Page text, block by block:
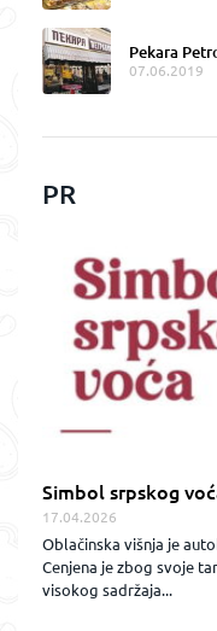
Pekara
07.06.2019
PR
Simbol srpskog
17.04.2026
Oblačinska višnja je
Cenjena je zbog svoje
visokog sadržaja...